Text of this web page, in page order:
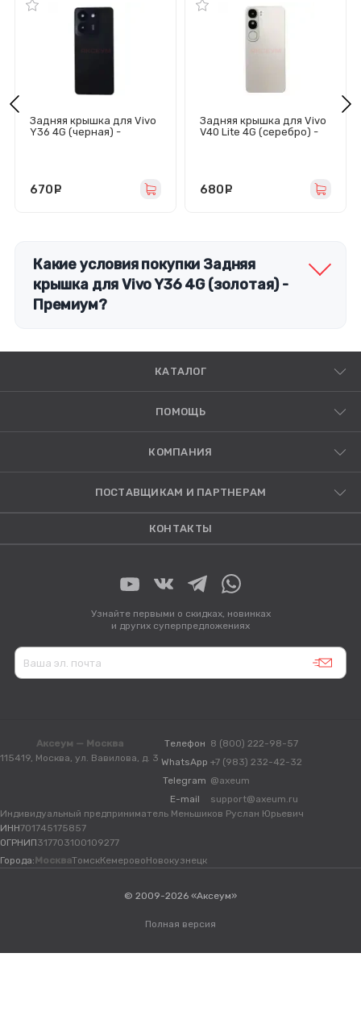
Задняя крышка для Vivo
Y36 4G (черная) -
670
Задняя крышка для Vivo
V40 Lite 4G (серебро) -
680
Какие условия покупки Задняя
крышка для Vivo Y36 4G (золотая) -
Премиум?
КАТАЛОГ
ПОМОЩЬ
КОМПАНИЯ
ПОСТАВЩИКАМ И ПАРТНЕРАМ
КОНТАКТЫ
Узнайте первыми о скидках, новинках
и других суперпредложениях
Аксеум — Москва
115419, Москва, ул. Вавилова, д. 3
Телефон 8 (800) 222-98-57
WhatsApp +7 (983) 232-42-32
Telegram @axeum
E-mail
support@axeum.ru
Индивидуальный предприниматель Меньшиков Руслан Юрьевич
ИНН701745175857
ОГРНИП317703100109277
Города: МоскваТомскКемеровоНовокузнецк
© 2009-2026 «Аксеум»
Полная версия